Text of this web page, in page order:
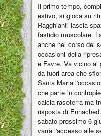
Il primo tempo,
estivo, si gioca su
Ragghianti lascia
fastidio muscolare.
anche nel corso del
occasioni della
e Favre. Va vicino al
da fuori area che
Santa Maria
che parte in
calcia rasoterra ma
risposta di
sabato prossimo 6
varrà l'accesso alle